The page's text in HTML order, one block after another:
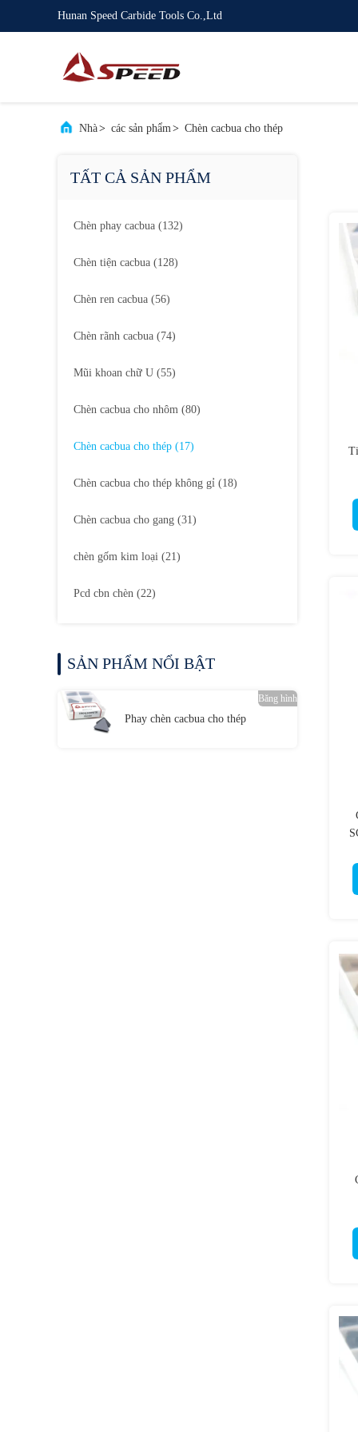
Hunan Speed Carbide Tools Co.,Ltd
Nhà> các sản phẩm> Chèn cacbua cho thép
TẤT CẢ SẢN PHẨM
Chèn phay cacbua (132)
Chèn tiện cacbua (128)
Chèn ren cacbua (56)
Chèn rãnh cacbua (74)
Mũi khoan chữ U (55)
Chèn cacbua cho nhôm (80)
Chèn cacbua cho thép (17)
Chèn cacbua cho thép không gỉ (18)
Chèn cacbua cho gang (31)
chèn gốm kim loại (21)
Pcd cbn chèn (22)
SẢN PHẨM NỔI BẬT
Băng hình
Phay chèn cacbua cho thép